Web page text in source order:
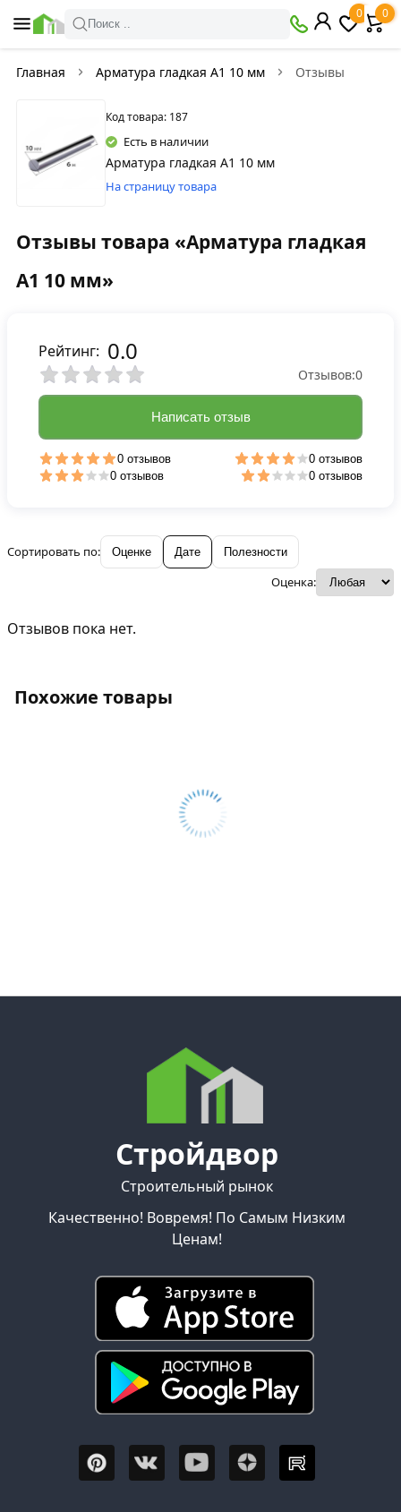
Поиск ..
0 0
Главная Арматура гладкая А1 10 мм Отзывы
Код товара: 187
Есть в наличии
Арматура гладкая А1 10 мм
На страницу товара
Отзывы товара «Арматура гладкая
А1 10 мм»
Сортировать по: Оценке Дате Полезности
Оценка:
Отзывов пока нет.
Рейтинг: 0.0
Отзывов:0
Написать отзыв
0 отзывов
0 отзывов
0 отзывов
0 отзывов
Похожие товары
Стройдвор
Строительный рынок
Качественно! Вовремя! По Самым Низким
Ценам!